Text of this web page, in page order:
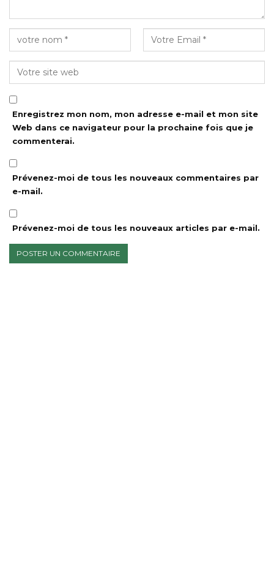
Enregistrez mon nom, mon adresse e-mail et mon site
Web dans ce navigateur pour la prochaine fois que je
commenterai.
Prévenez-moi de tous les nouveaux commentaires par
e-mail.
Prévenez-moi de tous les nouveaux articles par e-mail.